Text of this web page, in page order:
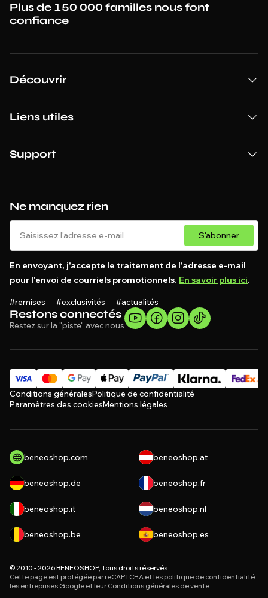
Restons connectés
Restez sur la "piste" avec nous
Ne manquez rien
S'abonner
En envoyant, j'accepte le traitement de l'adresse e-mail
pour l'envoi de courriels promotionnels. En savoir plus ici.
#remises #exclusivités #actualités
Plus de 150 000 familles nous font
confiance
Découvrir
Liens utiles
Support
Conditions généralesPolitique de confidentialité
Paramètres des cookiesMentions légales
beneoshop.com beneoshop.at
beneoshop.de beneoshop.fr
beneoshop.it beneoshop.nl
beneoshop.be beneoshop.es
© 2010 - 2026 BENEOSHOP, Tous droits réservés
Cette page est protégée par reCAPTCHA et les politique de confidentialité
les entreprises Google et leur Conditions générales de vente.